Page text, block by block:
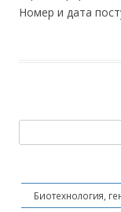
Номер и дата
Биотехнология,